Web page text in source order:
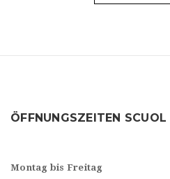
ÖFFNUNGSZEITEN SCUOL
Montag bis Freitag